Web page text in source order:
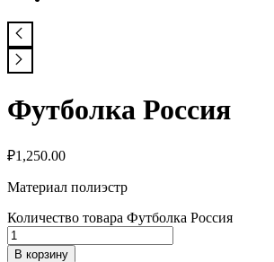
Футболка Россия
₽1,250.00
Материал полиэстр
Количество товара Футболка Россия
В корзину